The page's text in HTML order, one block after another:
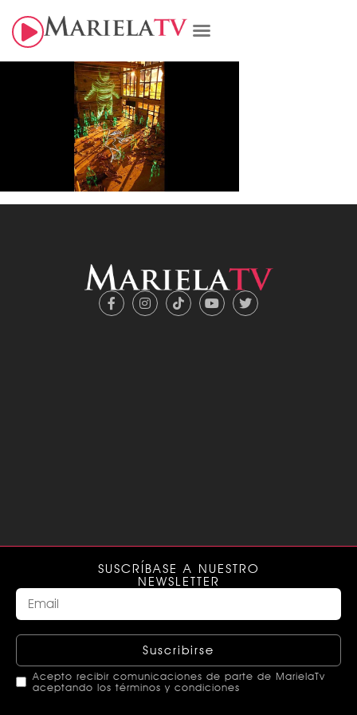
SUSCRÍBASE A NUESTRO
NEWSLETTER
Suscribirse
Acepto recibir comunicaciones de parte de MarielaTv
aceptando los términos y condiciones